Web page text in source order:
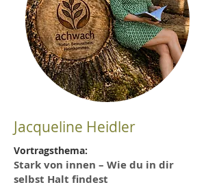
Jacqueline Heidler
Vortragsthema:
Stark von innen – Wie du in dir
selbst Halt findest